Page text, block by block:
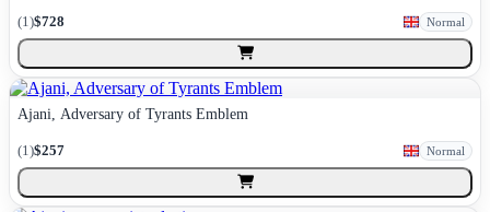
(1)$728 Normal
Ajani, Adversary of Tyrants Emblem
(1)$257 Normal